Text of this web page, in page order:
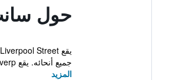
حول
جميع أنحائه. يقع St Christopher's Liverp...
المزيد